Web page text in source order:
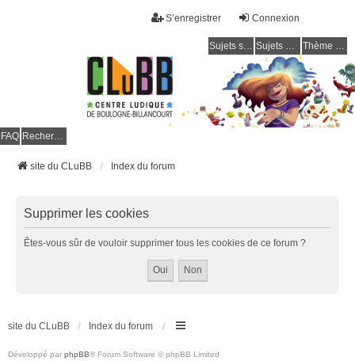
Connexion
S’enregistrer
Sujets sans réponse Sujets actifs Thème clair / foncé
FAQ Rechercher
site du CLuBB Index du forum
Supprimer les cookies
Êtes-vous sûr de vouloir supprimer tous les cookies de ce forum ?
site du CLuBB Index du forum
Développé par phpBB® Forum Software © phpBB Limited